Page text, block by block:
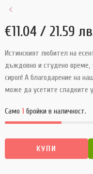
€11.04 / 21.59
Истинският любител на
дъждовно и студено
сироп! А благодарение на
може да усетите сладките
Само 1 бройки в наличност.
КУПИ